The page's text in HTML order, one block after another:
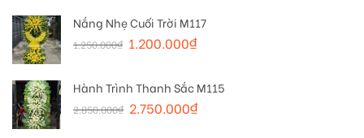
Nắng Nhẹ Cuối Trời M117
1.250.000₫ 1.200.000₫
Hành Trình Thanh Sắc M115
2.850.000₫ 2.750.000₫